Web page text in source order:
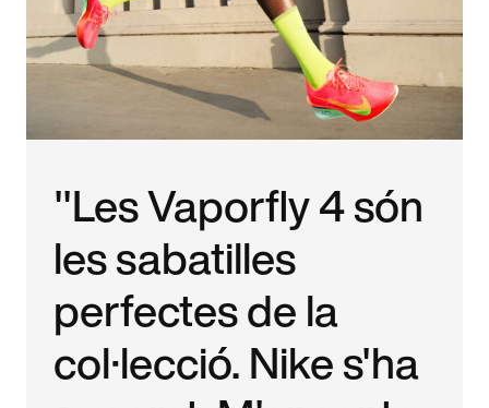
"Les Vaporfly 4 són
les sabatilles
perfectes de la
col·lecció. Nike s'ha